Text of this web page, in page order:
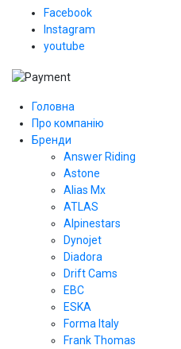
Facebook
Instagram
youtube
Головна
Про компанію
Бренди
Answer Riding
Astone
Alias Mx
ATLAS
Alpinestars
Dynojet
Diadora
Drift Cams
EBC
ESKA
Forma Italy
Frank Thomas